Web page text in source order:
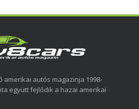
amerikai autós magazinja 1998-
együtt fejlődik a hazai amerikai